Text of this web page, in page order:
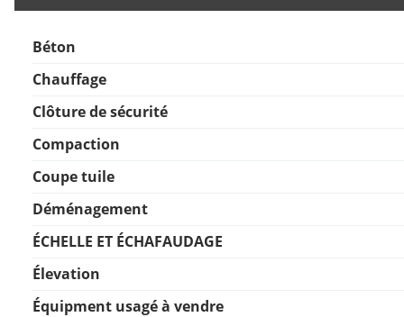
Béton
Chauffage
Clôture de sécurité
Compaction
Coupe tuile
Déménagement
ÉCHELLE ET ÉCHAFAUDAGE
Élevation
Équipment usagé à vendre